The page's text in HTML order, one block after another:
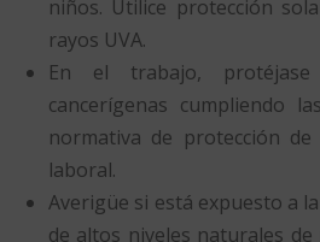
niños. Utilice protección
rayos UVA.
En el trabajo,
cancerígenas cumpliendo
normativa de protección
laboral.
Averigüe si está expuesto a
de altos niveles naturales